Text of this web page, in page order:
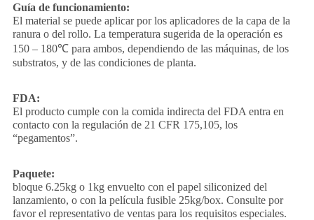
Guía de funcionamiento:
El material se puede aplicar por los aplicadores de la capa de la
ranura o del rollo. La temperatura sugerida de la operación es
150 – 180℃ para ambos, dependiendo de las máquinas, de los
substratos, y de las condiciones de planta.
FDA:
El producto cumple con la comida indirecta del FDA entra en
contacto con la regulación de 21 CFR 175,105, los
“pegamentos”.
Paquete:
bloque 6.25kg o 1kg envuelto con el papel siliconized del
lanzamiento, o con la película fusible 25kg/box. Consulte por
favor el representativo de ventas para los requisitos especiales.